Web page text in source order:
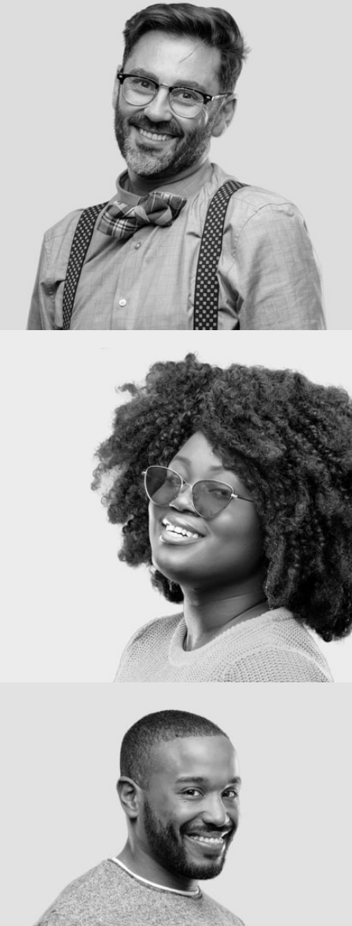
Blake Harrison
Art Director
Louisa Kelly
Marketing Director